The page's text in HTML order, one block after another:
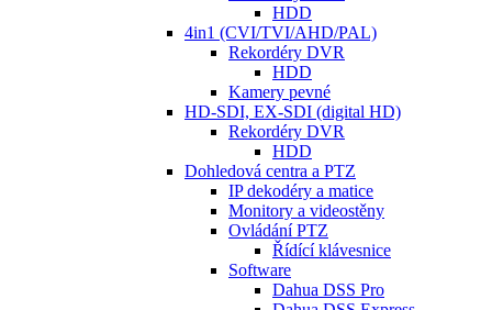
HDD
4in1 (CVI/TVI/AHD/PAL)
Rekordéry DVR
HDD
Kamery pevné
HD-SDI, EX-SDI (digital HD)
Rekordéry DVR
HDD
Dohledová centra a PTZ
IP dekodéry a matice
Monitory a videostěny
Ovládání PTZ
Řídící klávesnice
Software
Dahua DSS Pro